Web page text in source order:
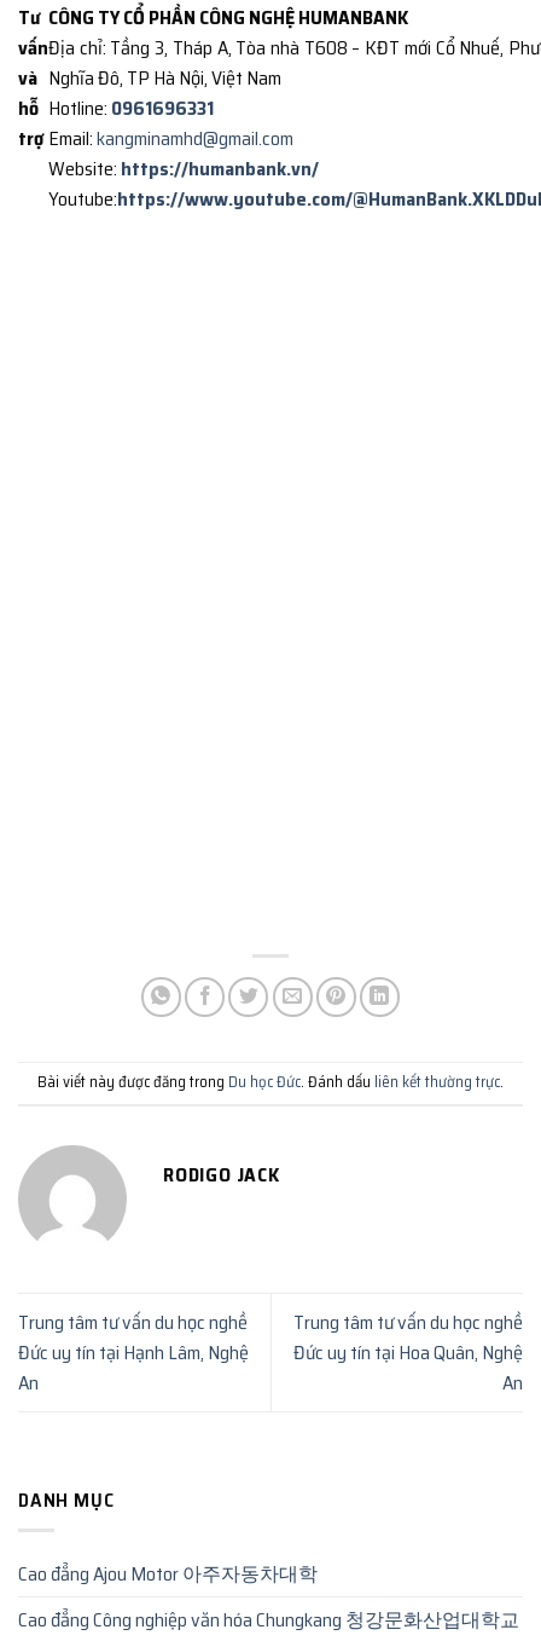
Tư
vấn
và
hỗ
trợ
CÔNG TY CỔ PHẦN CÔNG NGHỆ HUMANBANK
Địa chỉ: Tầng 3, Tháp A, Tòa nhà T608 – KĐT mới Cổ Nhuế,
Nghĩa Đô, TP Hà Nội, Việt Nam
Hotline: 0961696331
Email:kangminamhd@gmail.com
Website: https://humanbank.vn/
Youtube:https://www.youtube.com/
Bài viết này được đăng trong Du học Đức. Đánh dấu liên kết thường trực.
RODIGO JACK
Trung tâm tư vấn du học nghề
Đức uy tín tại Hạnh Lâm, Nghệ
An
Trung tâm tư vấn du học nghề
Đức uy tín tại Hoa Quân, Nghệ
An
DANH MỤC
Cao đẳng Ajou Motor 아주자동차대학
Cao đẳng Công nghiệp văn hóa Chungkang 청강문화산업대학교